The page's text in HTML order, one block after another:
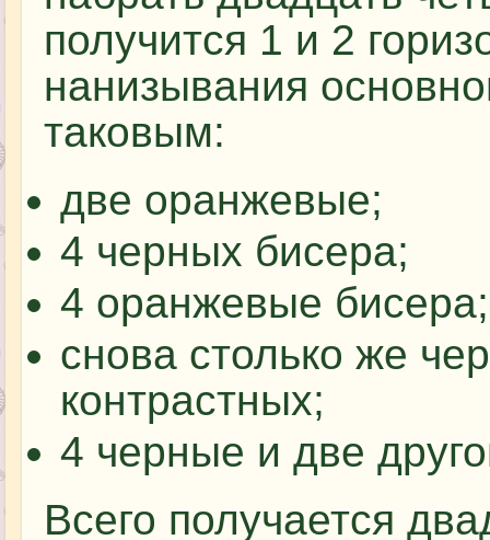
получится 1 и 2
нанизывания
таковым:
две оранжевые;
4 черных бисера;
4 оранжевые бисера;
снова столько же
контрастных;
4 черные и две
Всего получается